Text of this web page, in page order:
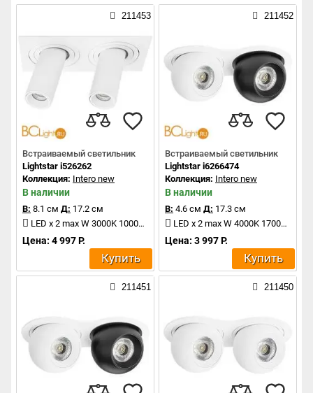
211453
Встраиваемый светильник
Lightstar i526262
Коллекция: Intero new
В наличии
В: 8.1 см Д: 17.2 см
LED x 2 max W 3000K 1000Lm
Цена: 4 997 Р.
Купить
211452
Встраиваемый светильник
Lightstar i6266474
Коллекция: Intero new
В наличии
В: 4.6 см Д: 17.3 см
LED x 2 max W 4000K 1700Lm
Цена: 3 997 Р.
Купить
211451 211450